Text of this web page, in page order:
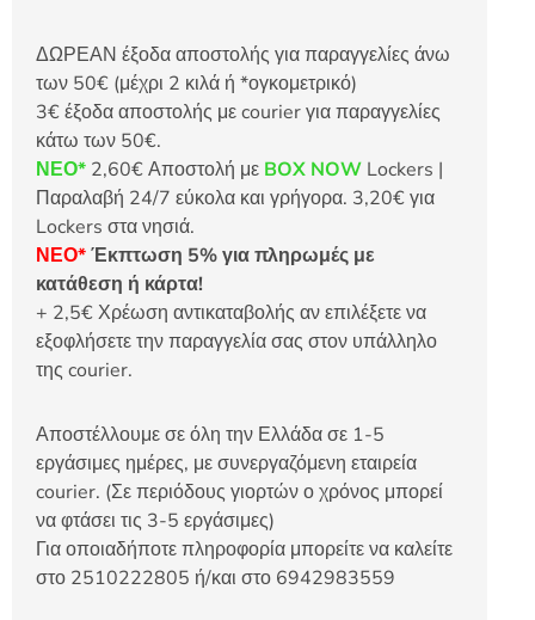
ΔΩΡΕΑΝ έξοδα αποστολής για παραγγελίες άνω
των 50€ (μέχρι 2 κιλά ή *ογκομετρικό)
3€ έξοδα αποστολής με courier για παραγγελίες
κάτω των 50€.
ΝΕΟ* 2,60€ Αποστολή με BOX NOW Lockers |
Παραλαβή 24/7 εύκολα και γρήγορα. 3,20€ για
Lockers στα νησιά.
ΝΕΟ*Έκπτωση 5% για πληρωμές με
κατάθεση ή κάρτα!
+ 2,5€ Χρέωση αντικαταβολής αν επιλέξετε να
εξοφλήσετε την παραγγελία σας στον υπάλληλο
της courier.
Αποστέλλουμε σε όλη την Ελλάδα σε 1-5
εργάσιμες ημέρες, με συνεργαζόμενη εταιρεία
courier. (Σε περιόδους γιορτών ο χρόνος μπορεί
να φτάσει τις 3-5 εργάσιμες)
Για οποιαδήποτε πληροφορία μπορείτε να καλείτε
στο 2510222805 ή/και στο 6942983559